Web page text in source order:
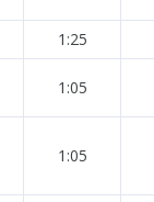
1:25
1:05
1:05